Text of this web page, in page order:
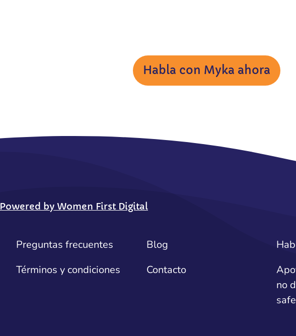
Habla con Myka ahora
Powered by Women First Digital
Preguntas frecuentes Blog
Términos y condiciones Contacto
no